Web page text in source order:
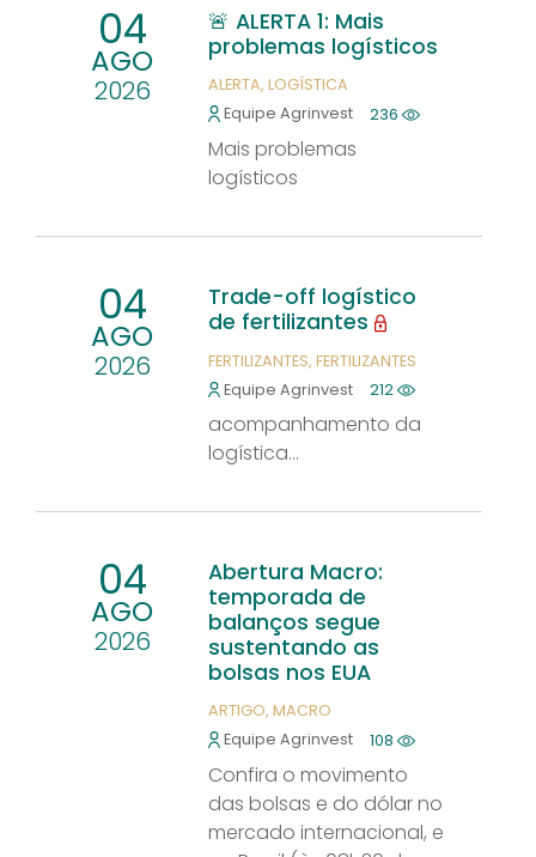
04
AGO
2026
🚨 ALERTA 1: Mais
problemas logísticos
ALERTA LOGÍSTICA
Equipe Agrinvest
236
Mais problemas
logísticos
04
AGO
2026
Trade-off logístico
de fertilizantes
FERTILIZANTES FERTILIZANTES
Equipe Agrinvest
212
acompanhamento da
logística...
04
AGO
2026
Abertura Macro:
temporada de
balanços segue
sustentando as
bolsas nos EUA
ARTIGO MACRO
Equipe Agrinvest
108
Confira o movimento
das bolsas e do dólar no
mercado internacional, e